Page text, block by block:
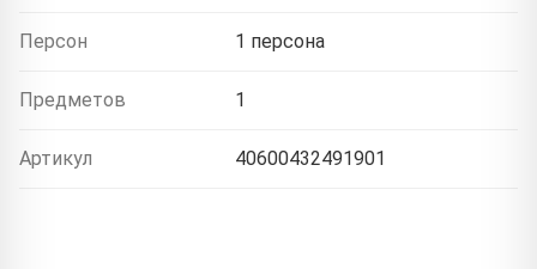
Персон 1 персона
Предметов 1
Артикул 40600432491901